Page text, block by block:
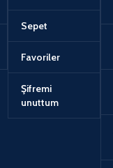
Sepet
Favoriler
Şifremi
unuttum